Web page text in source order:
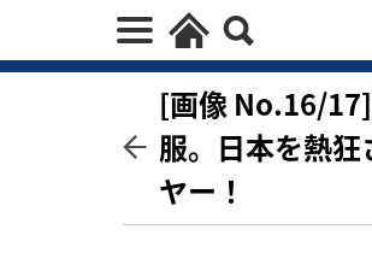
[画像 No.16/
服。日本を熱
ヤー！